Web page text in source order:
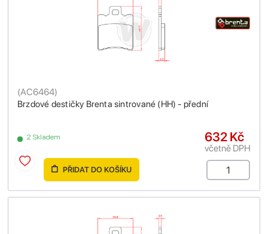
Brzdové destičky Brenta sintrované (HH) - přední
(AC6464)
2 Skladem 632 Kč
včetně DPH
PŘIDAT DO KOŠÍKU